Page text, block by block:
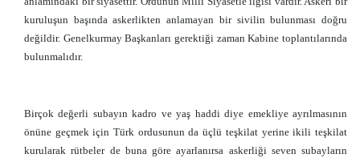
kuruluşun başında askerlikten anlamayan bir sivilin bulunması doğru
değildir. Genelkurmay Başkanları gerektiği zaman Kabine toplantılarında
bulunmalıdır.
Birçok değerli subayın kadro ve yaş haddi diye emekliye ayrılmasının
önüne geçmek için Türk ordusunun da üçlü teşkilat yerine ikili teşkilat
kurularak rütbeler de buna göre ayarlanırsa askerliği seven subayların